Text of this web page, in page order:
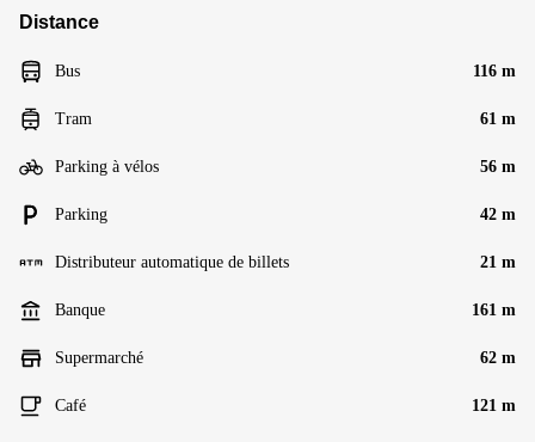
Distance
Bus 116 m
Tram 61 m
Parking à vélos 56 m
Parking 42 m
Distributeur automatique de billets 21 m
Banque 161 m
Supermarché 62 m
Café 121 m